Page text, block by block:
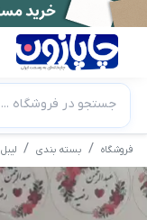
جستجو در فروشگاه ...
فروشگاه بسته بندی لیبل